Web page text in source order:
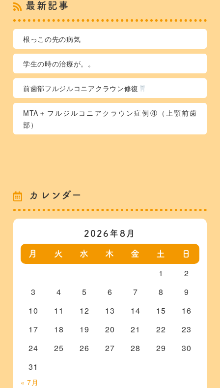
最新記事
根っこの先の病気
学生の時の治療が。。
前歯部フルジルコニアクラウン修復
MTA＋フルジルコニアクラウン症例④（上顎前歯
部）
カレンダー
2026年8月
月 火 水 木 金 土 日
1
2
3
4 5 6 7 8
9
10
11 12 13 14 15
16
17
18 19 20 21 22
23
24
25 26 27 28 29
30
31
« 7月